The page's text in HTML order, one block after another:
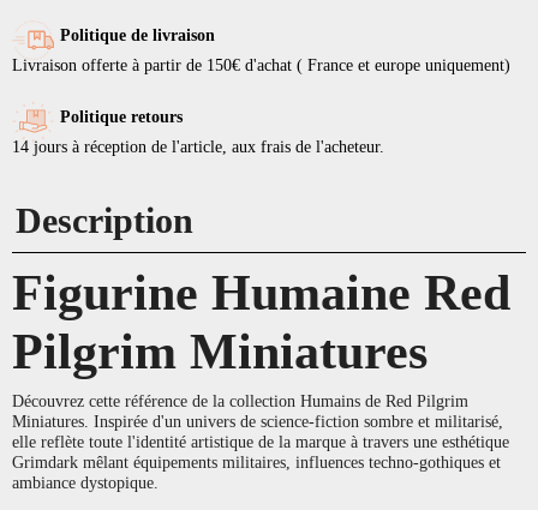
Politique de livraison
Livraison offerte à partir de 150€ d'achat ( France et europe uniquement)
Politique retours
14 jours à réception de l'article, aux frais de l'acheteur.
Description
Figurine Humaine Red
Pilgrim Miniatures
Découvrez cette référence de la collection Humains de Red Pilgrim
Miniatures. Inspirée d'un univers de science-fiction sombre et militarisé,
elle reflète toute l'identité artistique de la marque à travers une esthétique
Grimdark mêlant équipements militaires, influences techno-gothiques et
ambiance dystopique.